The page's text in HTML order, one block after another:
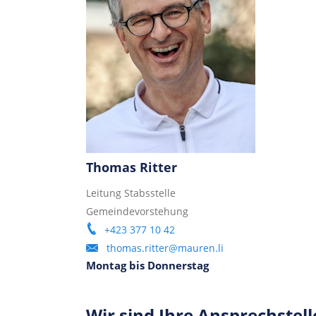
Thomas Ritter
Leitung Stabsstelle
Gemeindevorstehung
+423 377 10 42
thomas.ritter@mauren.li
Montag bis Donnerstag